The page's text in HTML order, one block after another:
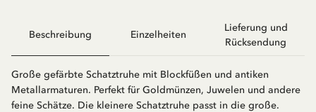
Beschreibung Einzelheiten
Lieferung und
Rücksendung
Große gefärbte Schatztruhe mit Blockfüßen und antiken
Metallarmaturen. Perfekt für Goldmünzen, Juwelen und andere
feine Schätze. Die kleinere Schatztruhe passt in die große.